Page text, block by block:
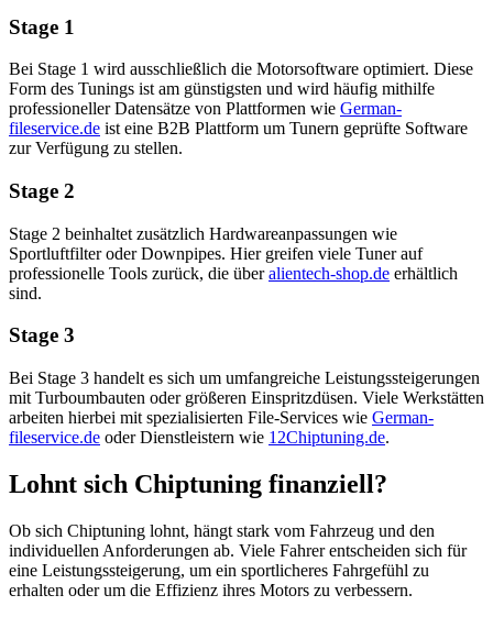
Stage 1
Bei Stage 1 wird ausschließlich die Motorsoftware optimiert. Diese
Form des Tunings ist am günstigsten und wird häufig mithilfe
professioneller Datensätze von Plattformen wie German-
fileservice.de ist eine B2B Plattform um Tunern geprüfte Software
zur Verfügung zu stellen.
Stage 2
Stage 2 beinhaltet zusätzlich Hardwareanpassungen wie
Sportluftfilter oder Downpipes. Hier greifen viele Tuner auf
professionelle Tools zurück, die überalientech-shop.de erhältlich
sind.
Stage 3
Bei Stage 3 handelt es sich um umfangreiche Leistungssteigerungen
mit Turboumbauten oder größeren Einspritzdüsen. Viele Werkstätten
arbeiten hierbei mit spezialisierten File-Services wie German-
fileservice.de oder Dienstleistern wie 12Chiptuning.de.
Lohnt sich Chiptuning finanziell?
Ob sich Chiptuning lohnt, hängt stark vom Fahrzeug und den
individuellen Anforderungen ab. Viele Fahrer entscheiden sich für
eine Leistungssteigerung, um ein sportlicheres Fahrgefühl zu
erhalten oder um die Effizienz ihres Motors zu verbessern.